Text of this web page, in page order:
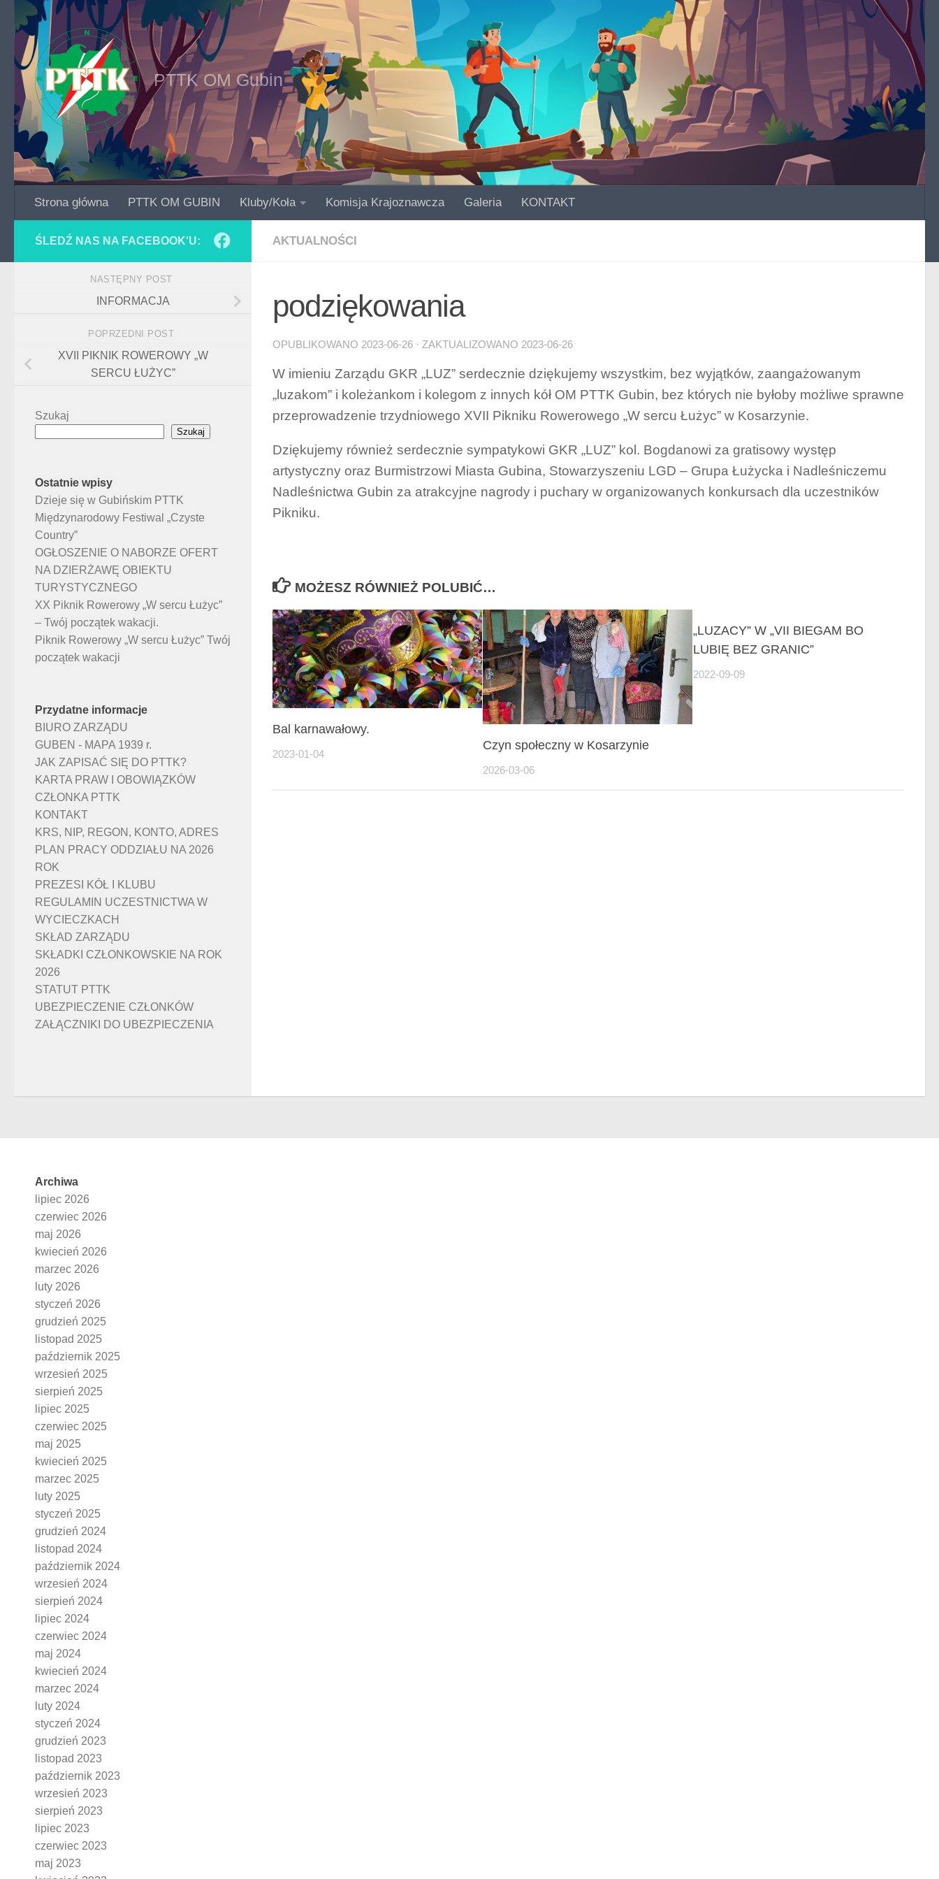
Skip to content
PTTK OM Gubin
Strona główna PTTK OM GUBIN Kluby/Koła Komisja Krajoznawcza Galeria KONTAKT
AKTUALNOŚCI
podziękowania
OPUBLIKOWANO 2023-06-26 · ZAKTUALIZOWANO 2023-06-26
W imieniu Zarządu GKR „LUZ” serdecznie dziękujemy wszystkim, bez wyjątków, zaangażowanym
„luzakom” i koleżankom i kolegom z innych kół OM PTTK Gubin, bez których nie byłoby możliwe sprawne
przeprowadzenie trzydniowego XVII Pikniku Rowerowego „W sercu Łużyc” w Kosarzynie.
Dziękujemy również serdecznie sympatykowi GKR „LUZ” kol. Bogdanowi za gratisowy występ
artystyczny oraz Burmistrzowi Miasta Gubina, Stowarzyszeniu LGD – Grupa Łużycka i Nadleśniczemu
Nadleśnictwa Gubin za atrakcyjne nagrody i puchary w organizowanych konkursach dla uczestników
Pikniku.
MOŻESZ RÓWNIEŻ POLUBIĆ…
Bal karnawałowy.
2023-01-04
Czyn społeczny w Kosarzynie
2026-03-06
„LUZACY” W „VII BIEGAM BO
LUBIĘ BEZ GRANIC”
2022-09-09
ŚLEDŹ NAS NA FACEBOOK'U:
NASTĘPNY POST
INFORMACJA
POPRZEDNI POST
XVII PIKNIK ROWEROWY „W
SERCU ŁUŻYC”
Szukaj
Szukaj
Ostatnie wpisy
Dzieje się w Gubińskim PTTK
Międzynarodowy Festiwal „Czyste
Country”
OGŁOSZENIE O NABORZE OFERT
NA DZIERŻAWĘ OBIEKTU
TURYSTYCZNEGO
XX Piknik Rowerowy „W sercu Łużyc”
– Twój początek wakacji.
Piknik Rowerowy „W sercu Łużyc” Twój
początek wakacji
Przydatne informacje
BIURO ZARZĄDU
GUBEN - MAPA 1939 r.
JAK ZAPISAĆ SIĘ DO PTTK?
KARTA PRAW I OBOWIĄZKÓW
CZŁONKA PTTK
KONTAKT
KRS, NIP, REGON, KONTO, ADRES
PLAN PRACY ODDZIAŁU NA 2026
ROK
PREZESI KÓŁ I KLUBU
REGULAMIN UCZESTNICTWA W
WYCIECZKACH
SKŁAD ZARZĄDU
SKŁADKI CZŁONKOWSKIE NA ROK
2026
STATUT PTTK
UBEZPIECZENIE CZŁONKÓW
ZAŁĄCZNIKI DO UBEZPIECZENIA
Archiwa
lipiec 2026
czerwiec 2026
maj 2026
kwiecień 2026
marzec 2026
luty 2026
styczeń 2026
grudzień 2025
listopad 2025
październik 2025
wrzesień 2025
sierpień 2025
lipiec 2025
czerwiec 2025
maj 2025
kwiecień 2025
marzec 2025
luty 2025
styczeń 2025
grudzień 2024
listopad 2024
październik 2024
wrzesień 2024
sierpień 2024
lipiec 2024
czerwiec 2024
maj 2024
kwiecień 2024
marzec 2024
luty 2024
styczeń 2024
grudzień 2023
listopad 2023
październik 2023
wrzesień 2023
sierpień 2023
lipiec 2023
czerwiec 2023
maj 2023